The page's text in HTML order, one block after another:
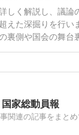
しく解説し、議論
えた深掘りを行
裏側や国会の舞台
家総動員報
事関連の記事をまと